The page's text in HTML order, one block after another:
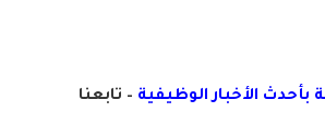
ة بأحدث الأخبار الوظيفية – تابعنا